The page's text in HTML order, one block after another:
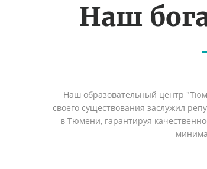
Наш
Наш образовательный центр
своего существования заслужил
в Тюмени, гарантируя